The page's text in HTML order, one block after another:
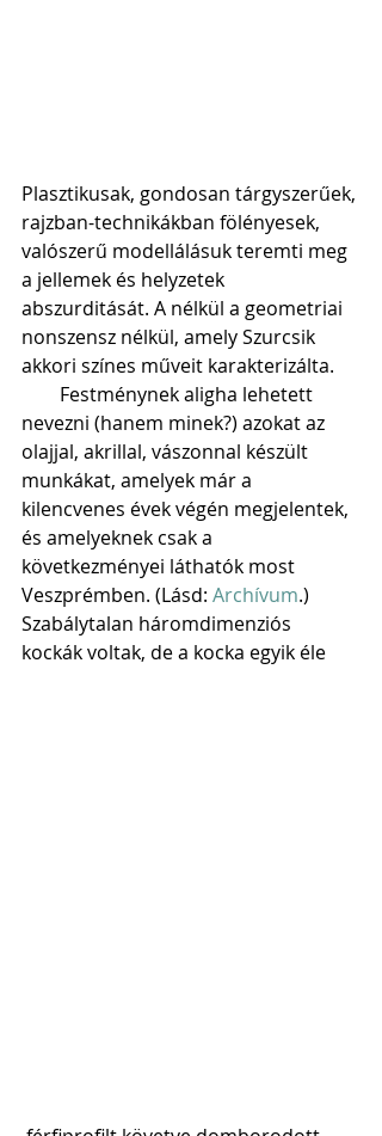
Plasztikusak, gondosan tárgyszerűek,
rajzban-technikákban fölényesek,
valószerű modellálásuk teremti meg
a jellemek és helyzetek
abszurditását. A nélkül a geometriai
nonszensz nélkül, amely Szurcsik
akkori színes műveit karakterizálta.
nevezni (hanem minek?) azokat az
olajjal, akrillal, vászonnal készült
munkákat, amelyek már a
kilencvenes évek végén megjelentek,
és amelyeknek csak a
következményei láthatók most
Veszprémben. (Lásd: Archívum.)
Szabálytalan háromdimenziós
kockák voltak, de a kocka egyik éle